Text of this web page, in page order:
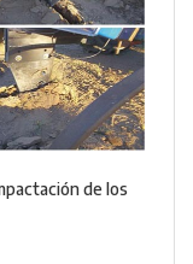
de los